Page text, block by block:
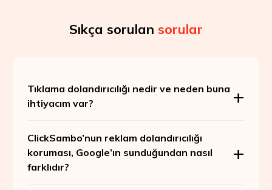
Sıkça sorulan sorular
Tıklama dolandırıcılığı nedir ve neden buna
ihtiyacım var?
ClickSambo’nun reklam dolandırıcılığı
koruması, Google’ın sunduğundan nasıl
farklıdır?